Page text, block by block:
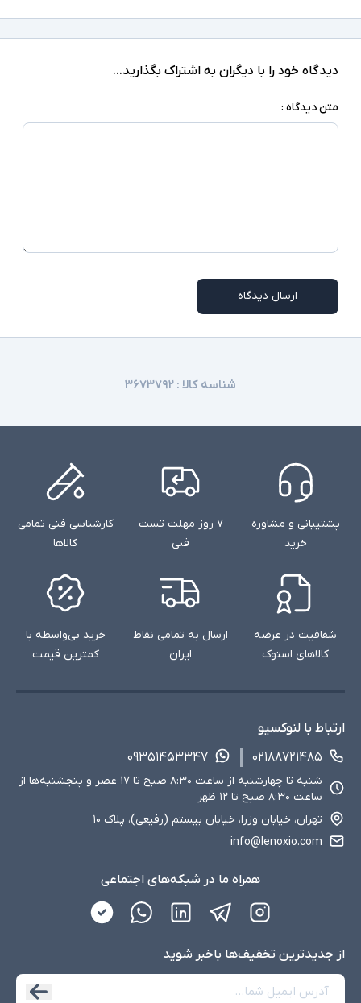
دیدگاه خود را با دیگران به اشتراک بگذارید...
متن دیدگاه :
ارسال دیدگاه
شناسه کالا : ۳۶۷۳۷۹۲
پشتیبانی و مشاوره
خرید
۷ روز مهلت تست
فنی
کارشناسی فنی تمامی
کالاها
شفافیت در عرضه
کالاهای استوک
ارسال به تمامی نقاط
ایران
خرید بی‌واسطه با
کمترین قیمت
ارتباط با لنوکسیو
۰۲۱۸۸۷۲۱۴۸۵
۰۹۳۵۱۴۵۳۳۴۷
شنبه تا چهارشنبه از ساعت ۸:۳۰ صبح تا ۱۷ عصر و پنجشنبه‌ها از
ساعت ۸:۳۰ صبح تا ۱۲ ظهر
تهران، خیابان وزرا، خیابان بیستم (رفیعی)، پلاک ۱۰
info@lenoxio.com
همراه ما در شبکه‌های اجتماعی
از جدید‌ترین تخفیف‌ها با‌خبر شوید